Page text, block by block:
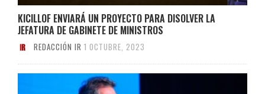
KICILLOF ENVIARÁ UN PROYECTO PARA DISOLVER LA
JEFATURA DE GABINETE DE MINISTROS
REDACCIÓN IR 1 OCTUBRE, 2023